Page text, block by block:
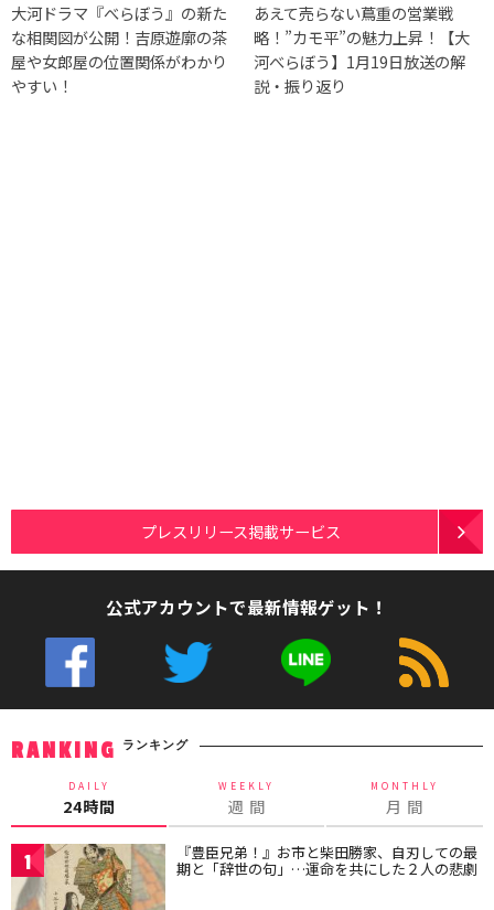
大河ドラマ『べらぼう』の新た
な相関図が公開！吉原遊廓の茶
屋や女郎屋の位置関係がわかり
やすい！
あえて売らない蔦重の営業戦
略！”カモ平”の魅力上昇！【大
河べらぼう】1月19日放送の解
説・振り返り
プレスリリース掲載サービス
公式アカウントで最新情報ゲット！
RANKING ランキング
DAILY
24時間
WEEKLY
週 間
MONTHLY
月 間
1 『豊臣兄弟！』お市と柴田勝家、自刃しての最
期と「辞世の句」…運命を共にした２人の悲劇